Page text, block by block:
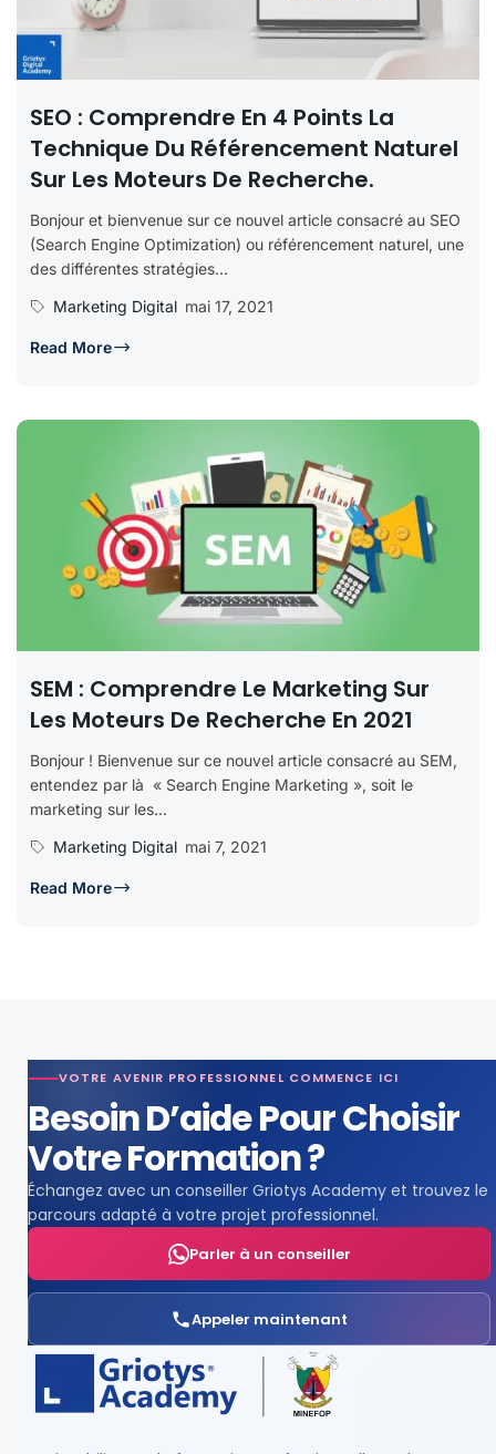
SEO : Comprendre En 4 Points La
Technique Du Référencement Naturel
Sur Les Moteurs De Recherche.
Bonjour et bienvenue sur ce nouvel article consacré au SEO
(Search Engine Optimization) ou référencement naturel, une
des différentes stratégies...
Marketing Digital mai 17, 2021
Read More
SEM : Comprendre Le Marketing Sur
Les Moteurs De Recherche En 2021
Bonjour ! Bienvenue sur ce nouvel article consacré au SEM,
entendez par là « Search Engine Marketing », soit le
marketing sur les...
Marketing Digital mai 7, 2021
Read More
VOTRE AVENIR PROFESSIONNEL COMMENCE ICI
Besoin D’aide Pour Choisir
Votre Formation ?
Échangez avec un conseiller Griotys Academy et trouvez le
parcours adapté à votre projet professionnel.
Parler à un conseiller
Appeler maintenant